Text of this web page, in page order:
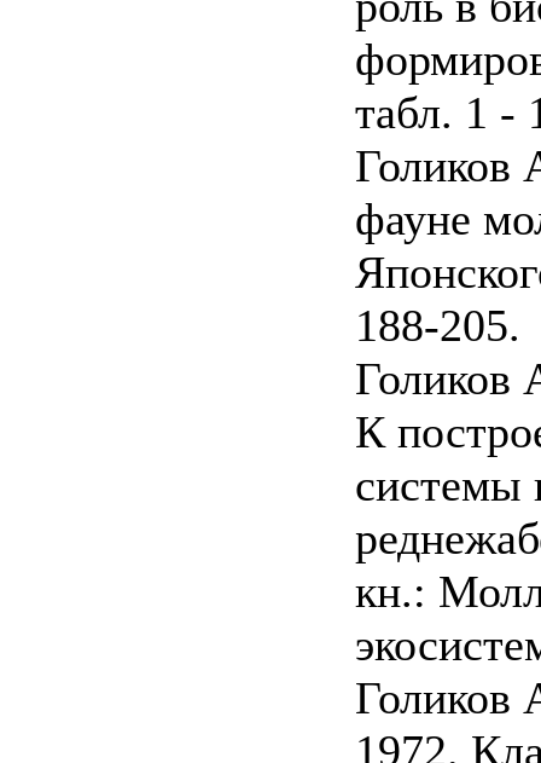
табл. 1 -
Голиков
фауне
188-205.
Голиков
К
системы
кн.:
Голиков
1972.